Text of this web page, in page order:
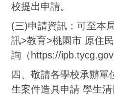
校提出申請。
(三)申請資訊：可至本
訊>教育>桃園市 原住
詢（https://
四、敬請各學校承辦單
生案件造具申請 學生